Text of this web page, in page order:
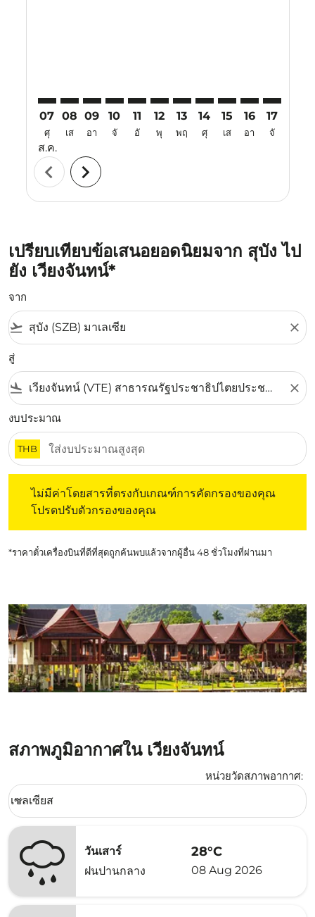
07
ศุ
ส.ค.
08
เส
09
อา
10
จั
11
อั
12
พุ
13
พฤ
14
ศุ
15
เส
16
อา
17
จั
chevron_left chevron_right
เปรียบเทียบข้อเสนอยอดนิยมจาก สุบัง ไป
ยัง เวียงจันทน์*
จาก
flight_takeoff close
สู่
flight_land close
งบประมาณ
THB
ไม่มีค่าโดยสารที่ตรงกับเกณฑ์การคัดกรองของคุณ
โปรดปรับตัวกรองของคุณ
*ราคาตั๋วเครื่องบินที่ดีที่สุดถูกค้นพบแล้วจากผู้อื่น 48 ชั่วโมงที่ผ่านมา
สภาพภูมิอากาศใน เวียงจันทน์
หน่วยวัดสภาพอากาศ:
Weather unit option เซลเซียส Selected
เซลเซียส
keyboard_arrow_down
วันเสาร์
ฝนปานกลาง
28°C
08 Aug 2026